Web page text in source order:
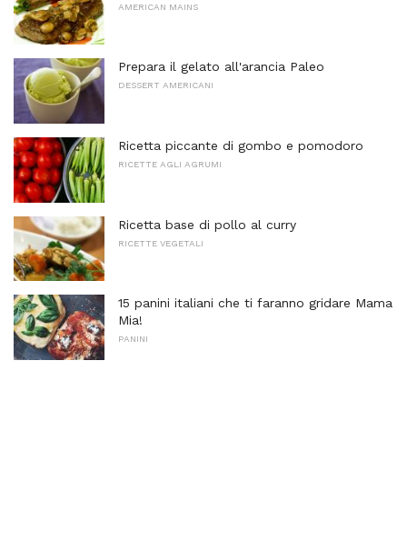
AMERICAN MAINS
Prepara il gelato all'arancia Paleo
DESSERT AMERICANI
Ricetta piccante di gombo e pomodoro
RICETTE AGLI AGRUMI
Ricetta base di pollo al curry
RICETTE VEGETALI
15 panini italiani che ti faranno gridare Mama
Mia!
PANINI